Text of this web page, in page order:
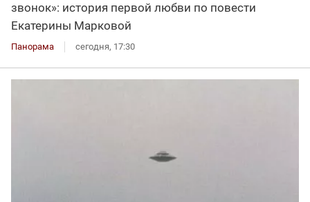
звонок»: история первой любви по повести
Екатерины Марковой
Панорама сегодня, 17:30